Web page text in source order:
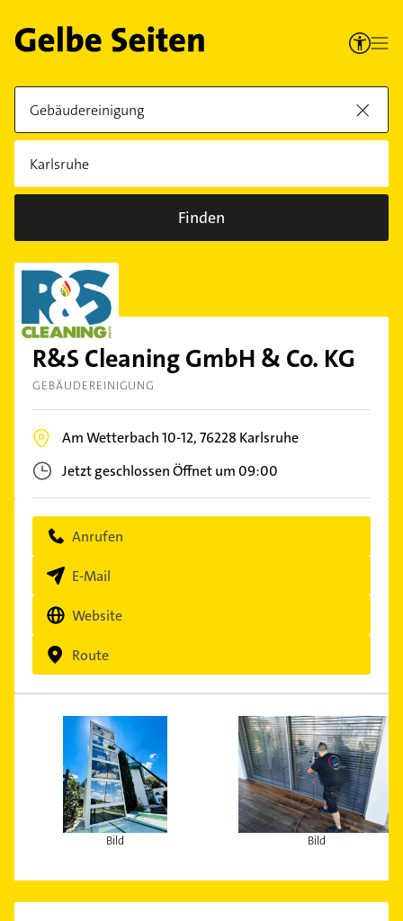
Finden
R&S Cleaning GmbH & Co. KG
GEBÄUDEREINIGUNG
Am Wetterbach 10-12,76228 Karlsruhe
Jetzt geschlossenÖffnet um 09:00
Anrufen
E-Mail
Website
Route
Bild Bild